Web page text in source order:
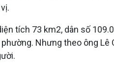
tích 73 km2, dân số
Nhưng theo ông